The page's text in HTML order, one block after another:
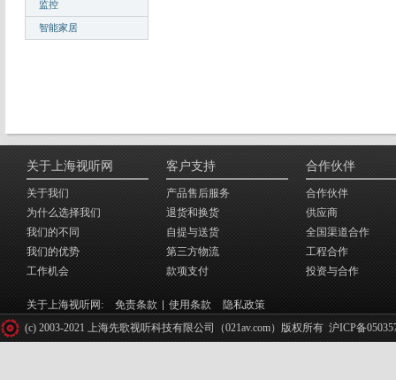
监控
智能家居
关于上海视听网
关于我们
为什么选择我们
我们的不同
我们的优势
工作机会
客户支持
产品售后服务
退货和换货
自提与送货
第三方物流
款项支付
合作伙伴
合作伙伴
供应商
全国渠道合作
工程合作
投资与合作
关于上海视听网: 免责条款 使用条款
隐私政策
(c) 2003-2021 上海先歌视听科技有限公司（021av.com）版权所有 沪ICP备